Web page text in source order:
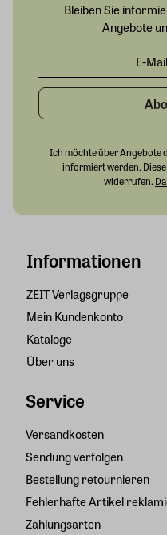
Informationen
ZEIT Verlagsgruppe
Mein Kundenkonto
Kataloge
Über uns
Service
Versandkosten
Sendung verfolgen
Bestellung retournieren
Fehlerhafte Artikel
Zahlungsarten
Bleiben Sie
Angebote
Ich möchte über Angebote
informiert werden.
widerrufen.